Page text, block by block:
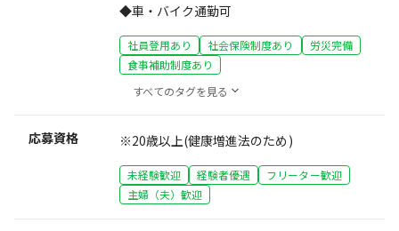
◆車・バイク通勤可
社員登用あり 社会保険制度あり
労災完備
食事補助制度あり
すべてのタグを見る
応募資格 ※20歳以上(健康増進法のため)
未経験歓迎 経験者優遇
フリーター歓迎
主婦（夫）歓迎